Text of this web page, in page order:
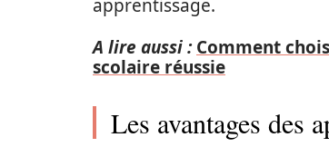
apprentissage.
A lire aussi : Comment
scolaire réussie
Les avantages des